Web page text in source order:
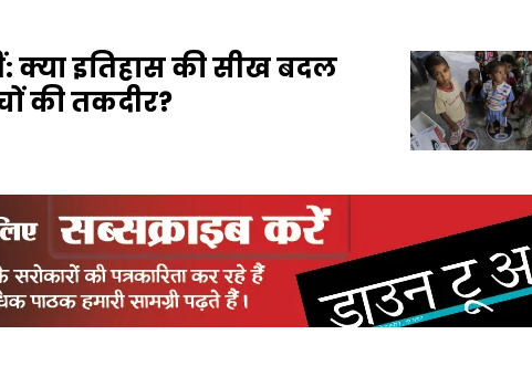
इतिहास की सीख बदल
की तकदीर?